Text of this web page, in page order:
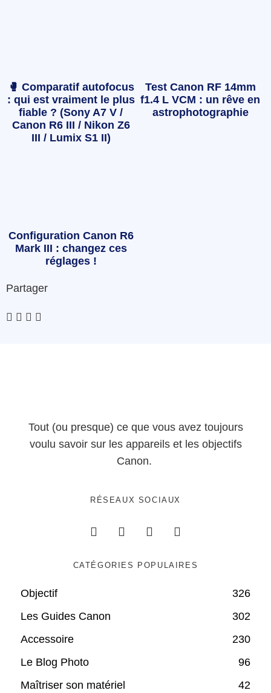
🥊 Comparatif autofocus
: qui est vraiment le plus
fiable ? (Sony A7 V /
Canon R6 III / Nikon Z6
III / Lumix S1 II)
Test Canon RF 14mm
f1.4 L VCM : un rêve en
astrophotographie
Configuration Canon R6
Mark III : changez ces
réglages !
Partager
Tout (ou presque) ce que vous avez toujours
voulu savoir sur les appareils et les objectifs
Canon.
RÉSEAUX SOCIAUX
CATÉGORIES POPULAIRES
Objectif
326
Les Guides Canon
302
Accessoire
230
Le Blog Photo
96
Maîtriser son matériel
42